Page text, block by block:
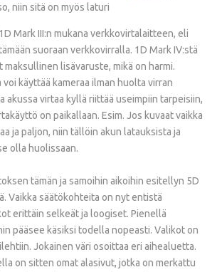
niin sitä on myös laturi
Mark III:n mukana verkkovirtalaitteen, eli
suoraan verkkovirralla. 1D Mark IV:stä
maksullinen lisävaruste, mikä on harmi.
käyttää kameraa ilman huolta virran
akussa virtaa kyllä riittää useimpiin tarpeisiin,
on paikallaan. Esim. Jos kuvaat vaikka
ja paljon, niin tällöin akun latauksista ja
olla huolissaan.
tämän ja samoihin aikoihin esitellyn 5D
Vaikka säätökohteita on nyt entistä
erittäin selkeät ja loogiset. Pienellä
pääsee käsiksi todella nopeasti. Valikot on
Jokainen väri osoittaa eri aihealuetta.
on sitten omat alasivut, jotka on merkattu